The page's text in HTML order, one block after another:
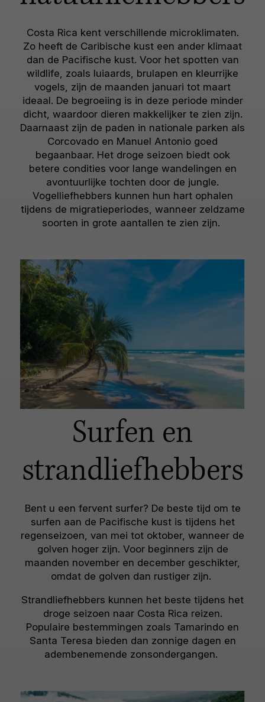
Costa Rica kent verschillende microklimaten.
Zo heeft de Caribische kust een ander klimaat
dan de Pacifische kust. Voor het spotten van
wildlife, zoals luiaards, brulapen en kleurrijke
vogels, zijn de maanden januari tot maart
ideaal. De begroeiing is in deze periode minder
dicht, waardoor dieren makkelijker te zien zijn.
Daarnaast zijn de paden in nationale parken als
Corcovado en Manuel Antonio goed
begaanbaar. Het droge seizoen biedt ook
betere condities voor lange wandelingen en
avontuurlijke tochten door de jungle.
Vogelliefhebbers kunnen hun hart ophalen
tijdens de migratieperiodes, wanneer zeldzame
soorten in grote aantallen te zien zijn.
Surfen en
strandliefhebbers
Bent u een fervent surfer? De beste tijd om te
surfen aan de Pacifische kust is tijdens het
regenseizoen, van mei tot oktober, wanneer de
golven hoger zijn. Voor beginners zijn de
maanden november en december geschikter,
omdat de golven dan rustiger zijn.
Strandliefhebbers kunnen het beste tijdens het
droge seizoen naar Costa Rica reizen.
Populaire bestemmingen zoals Tamarindo en
Santa Teresa bieden dan zonnige dagen en
adembenemende zonsondergangen.